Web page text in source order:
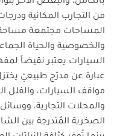
من التجارب المكانية
المساحات مجتمعة مساحة
والخصوصية والحياة
السيارات يعتبر نقيضاً
عبارة عن مدرّج طبيعيّ
مواقف السيارات، والفلل
والمحلات التجارية،
الصخرية المُتدرجة بين